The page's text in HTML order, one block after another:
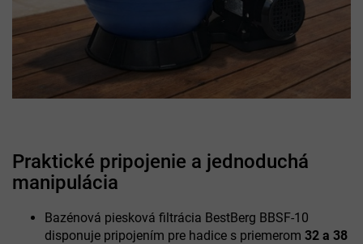
Praktické pripojenie a jednoduchá
manipulácia
Bazénová piesková filtrácia BestBerg BBSF-10
disponuje pripojením pre hadice s priemerom 32 a 38